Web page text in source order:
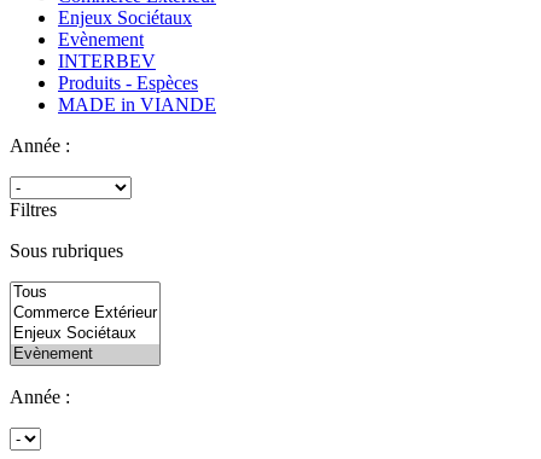
Enjeux Sociétaux
Evènement
INTERBEV
Produits - Espèces
MADE in VIANDE
Année :
Filtres
Sous rubriques
Année :